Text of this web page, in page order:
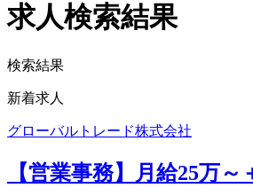
求人検索結果
検索結果
新着求人
グローバルトレード株式会社
【営業事務】月給25万